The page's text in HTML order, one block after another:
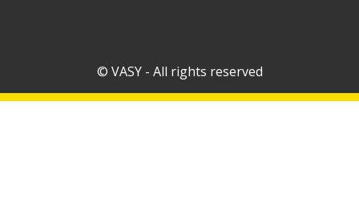
© VASY - All rights reserved